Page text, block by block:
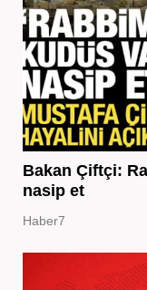
Bakan Çiftçi:
nasip et
Haber7